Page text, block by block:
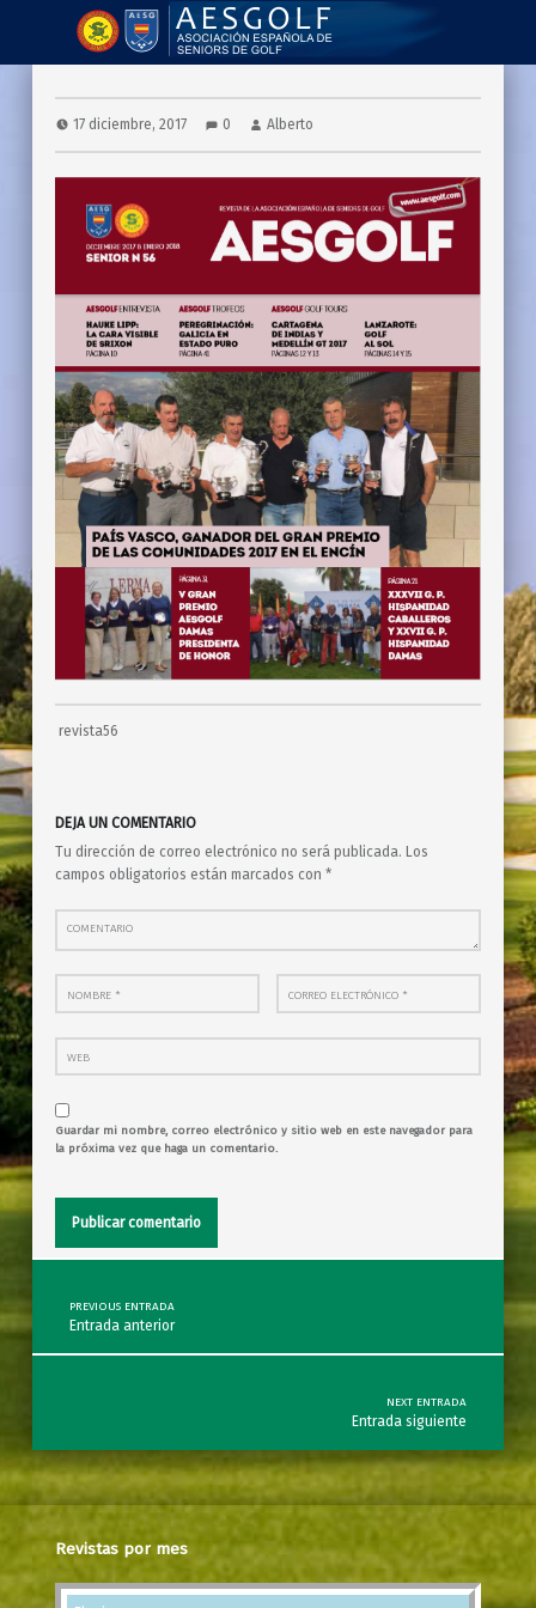
Asociación Española de Seniors de Golf
17 diciembre, 2017 0 Alberto
revista56
DEJA UN COMENTARIO
Tu dirección de correo electrónico no será publicada. Los
campos obligatorios están marcados con*
Comentario
Nombre
* Correo electrónico
*
Web
Guardar mi nombre, correo electrónico y sitio web en este navegador para
la próxima vez que haga un comentario.
Post navigation
PREVIOUS ENTRADA
Entrada anterior
NEXT ENTRADA
Entrada siguiente
Revistas por mes
Revistas por mes